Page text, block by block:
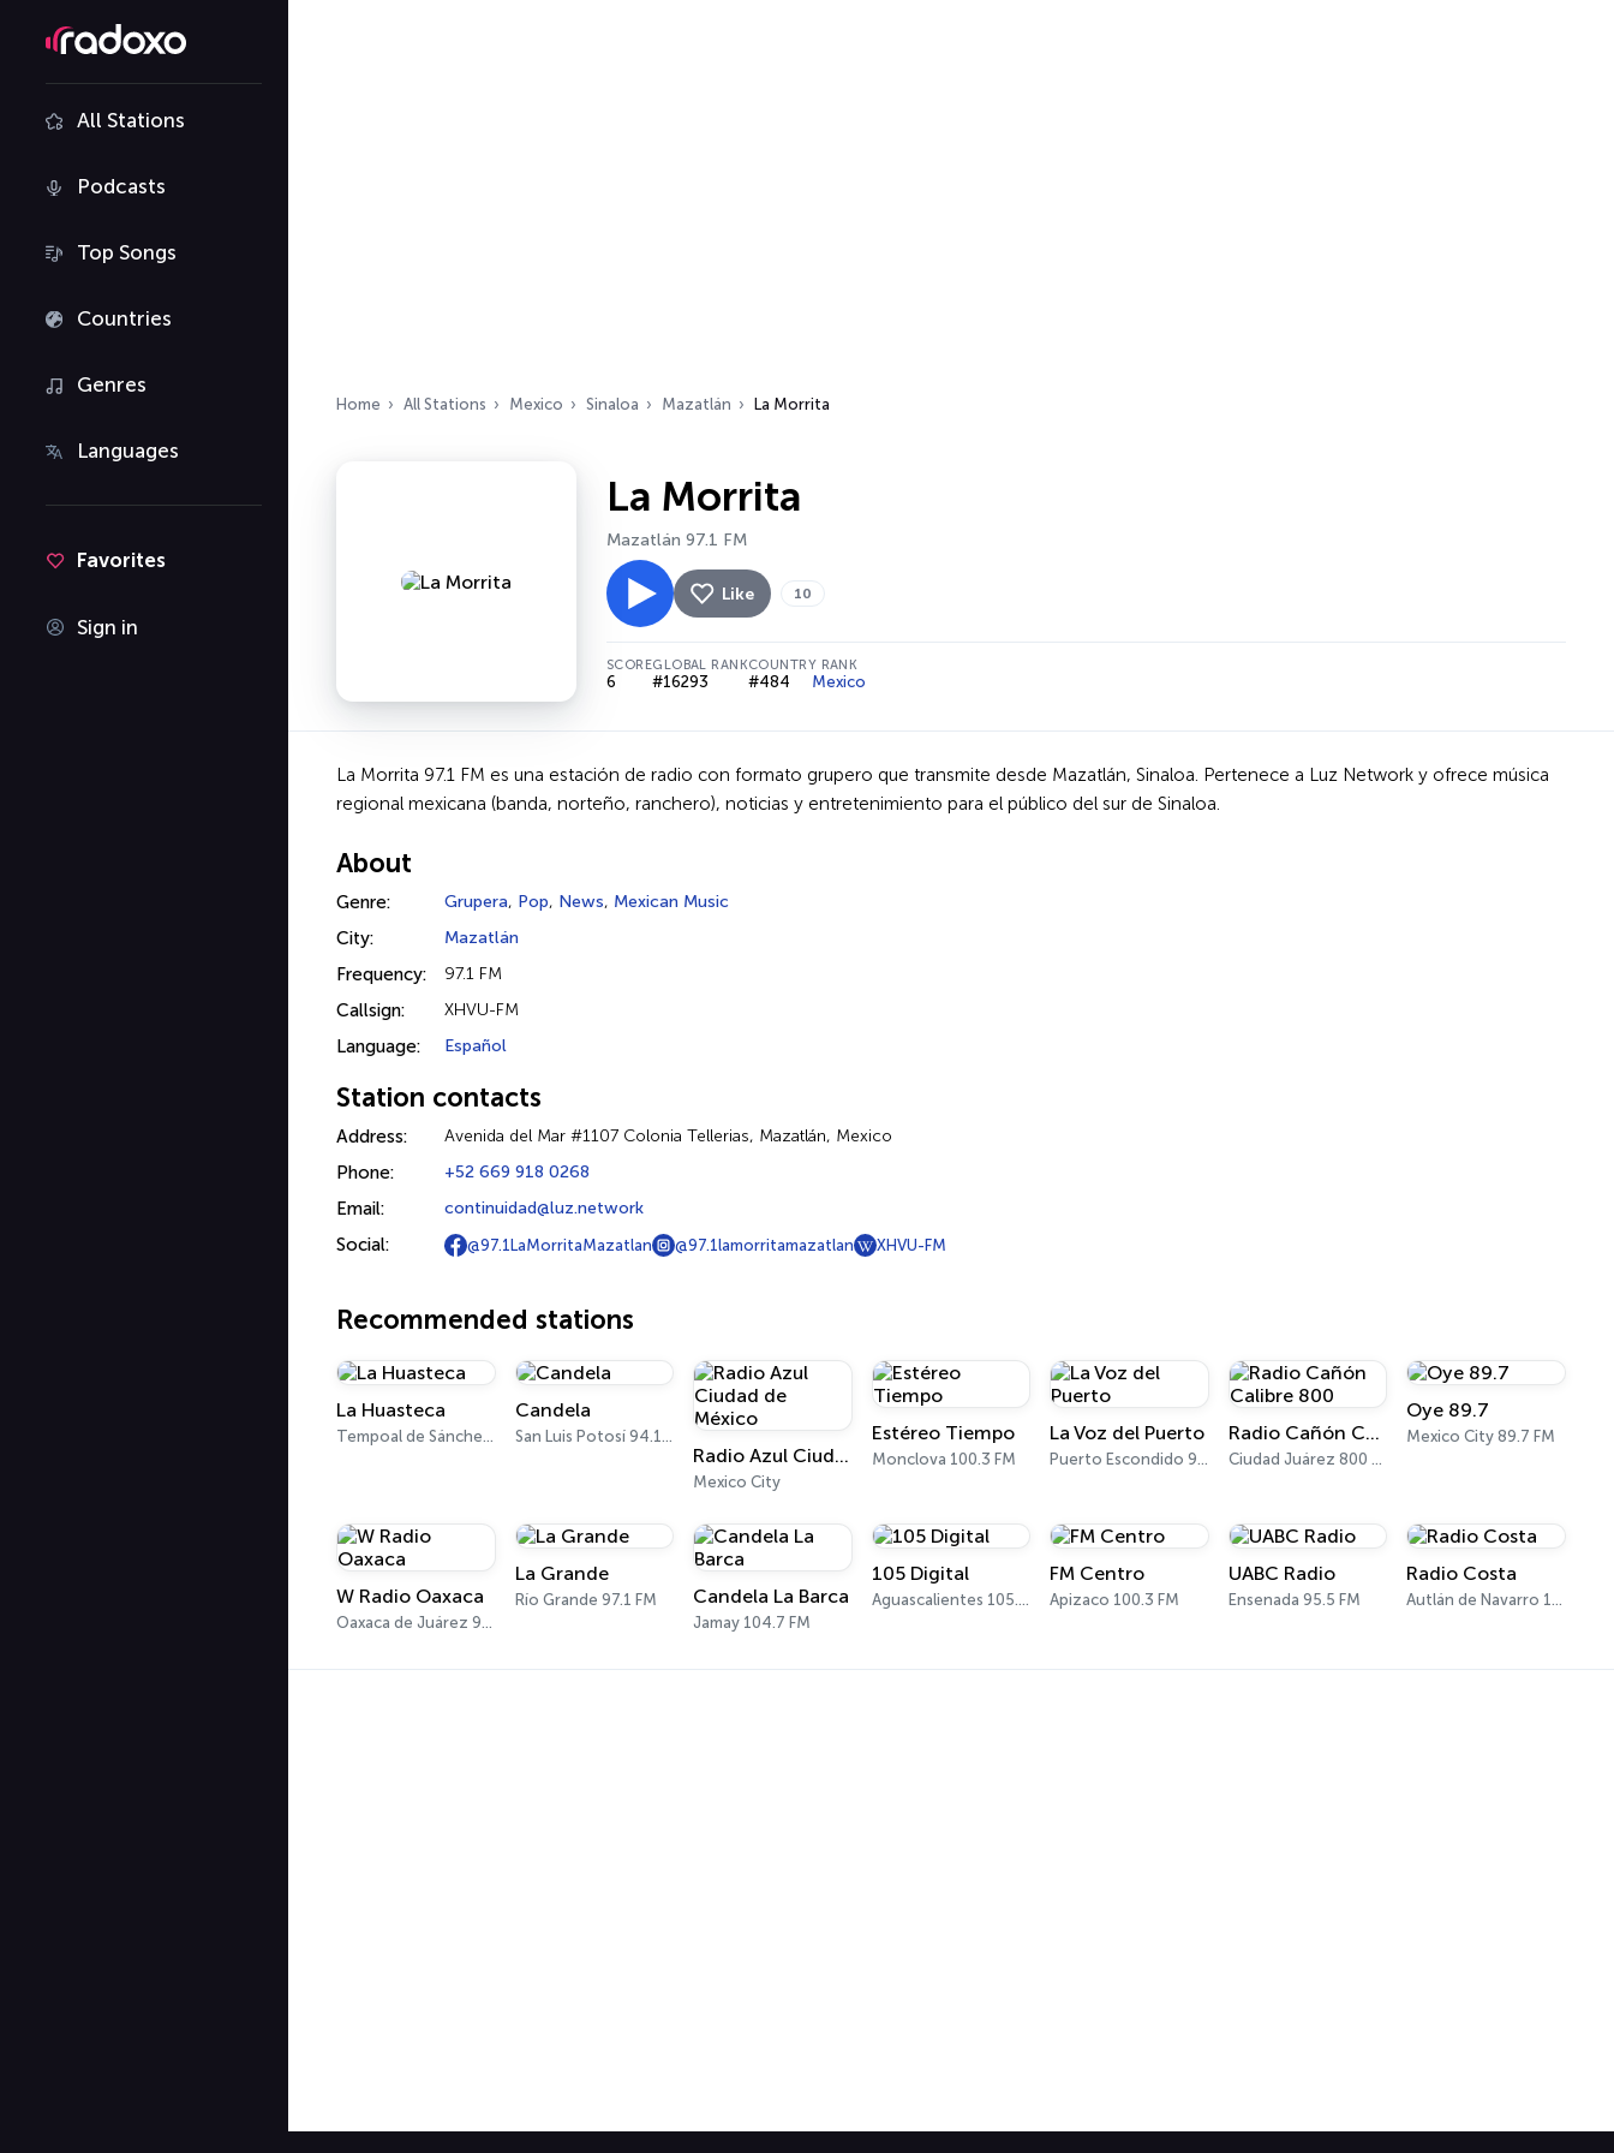
All Stations
Podcasts
Top Songs
Countries
Genres
Languages
Favorites
Sign in
Home All Stations Mexico Sinaloa Mazatlán La Morrita
La Morrita
Mazatlán 97.1 FM
Like 10
SCORE
6
GLOBAL RANK
#16293
COUNTRY RANK
#484 Mexico
La Morrita 97.1 FM es una estación de radio con formato grupero que transmite desde Mazatlán, Sinaloa. Pertenece a Luz Network y ofrece música
regional mexicana (banda, norteño, ranchero), noticias y entretenimiento para el público del sur de Sinaloa.
About
Genre: Grupera, Pop, News, Mexican Music
City: Mazatlán
Frequency: 97.1 FM
Callsign: XHVU-FM
Language: Español
Station contacts
Address: Avenida del Mar #1107 Colonia Tellerias, Mazatlán, Mexico
Phone: +52 669 918 0268
Email: continuidad@luz.network
Social: @97.1LaMorritaMazatlan @97.1lamorritamazatlan XHVU-FM
Recommended stations
La Huasteca
Tempoal de Sánchez 90.5 FM
Candela
San Luis Potosí 94.1 FM
Radio Azul Ciudad de México
Mexico City
Estéreo Tiempo
Monclova 100.3 FM
La Voz del Puerto
Puerto Escondido 93.3 FM
Radio Cañón Calibre 800
Ciudad Juárez 800 AM
Oye 89.7
Mexico City 89.7 FM
W Radio Oaxaca
Oaxaca de Juárez 95.7 FM
La Grande
Río Grande 97.1 FM Candela La Barca
Jamay 104.7 FM
105 Digital
Aguascalientes 105.3 FM
FM Centro
Apizaco 100.3 FM
UABC Radio
Ensenada 95.5 FM
Radio Costa
Autlán de Navarro 103.9 FM